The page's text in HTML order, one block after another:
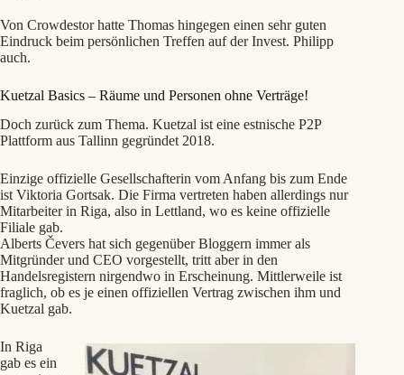
Von Crowdestor hatte Thomas hingegen einen sehr guten
Eindruck beim persönlichen Treffen auf der Invest. Philipp
auch.
Kuetzal Basics – Räume und Personen ohne Verträge!
Doch zurück zum Thema. Kuetzal ist eine estnische P2P
Plattform aus Tallinn gegründet 2018.
Einzige offizielle Gesellschafterin vom Anfang bis zum Ende
ist Viktoria Gortsak. Die Firma vertreten haben allerdings nur
Mitarbeiter in Riga, also in Lettland, wo es keine offizielle
Filiale gab.
Alberts Čevers hat sich gegenüber Bloggern immer als
Mitgründer und CEO vorgestellt, tritt aber in den
Handelsregistern nirgendwo in Erscheinung. Mittlerweile ist
fraglich, ob es je einen offiziellen Vertrag zwischen ihm und
Kuetzal gab.
In Riga
gab es ein